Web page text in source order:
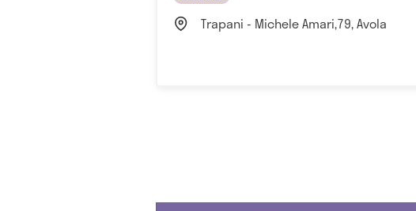
Trapani - Michele Amari,79, Avola